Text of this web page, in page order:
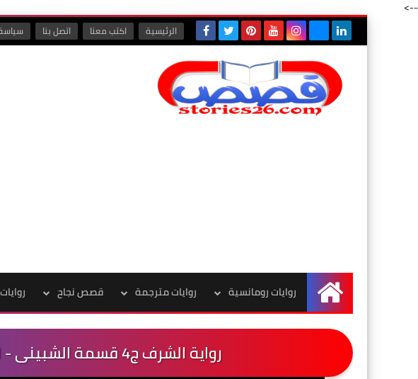
-->
الرئيسية اكتب معنا اتصل بنا
الرئيسية
روايات رومانسية روايات مترجمة قصص نجاح
رواية الشرف ج4 قسمة الشبينى - الفصل العاشر